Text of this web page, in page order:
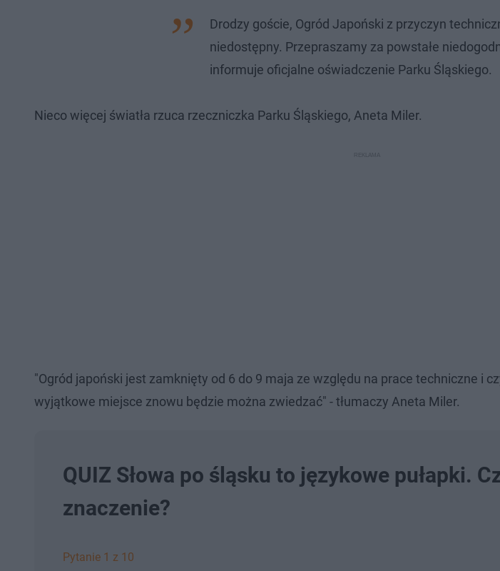
Drodzy goście, Ogród Japoński z przyczyn
niedostępny. Przepraszamy za powstałe
informuje oficjalne oświadczenie Parku Śląskiego.
Nieco więcej światła rzuca rzeczniczka Parku Śląskiego, Aneta Miler.
"Ogród japoński jest zamknięty od 6 do 9 maja ze względu na prace techniczne i
wyjątkowe miejsce znowu będzie można zwiedzać" - tłumaczy Aneta Miler.
QUIZ Słowa po śląsku to językowe pułapki.
znaczenie?
Pytanie 1 z 10